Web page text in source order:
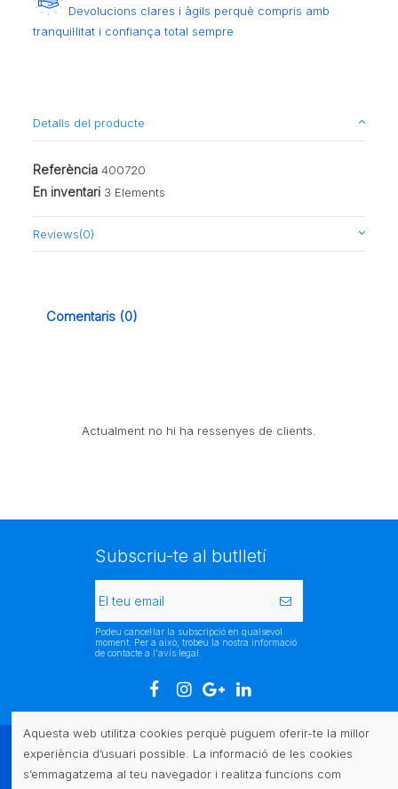
Devolucions clares i àgils perquè compris amb
tranquil·litat i confiança total sempre
Detalls del producte
Referència 400720
En inventari 3 Elements
Reviews(0)
Comentaris (0)
Actualment no hi ha ressenyes de clients.
Subscriu-te al butlletí
Podeu cancel·lar la subscripció en qualsevol
moment. Per a això, trobeu la nostra informació
de contacte a l'avís legal.
Atenció al client
Aquesta web utilitza cookies perquè puguem oferir-te la millor
experiència d’usuari possible. La informació de les cookies
s’emmagatzema al teu navegador i realitza funcions com